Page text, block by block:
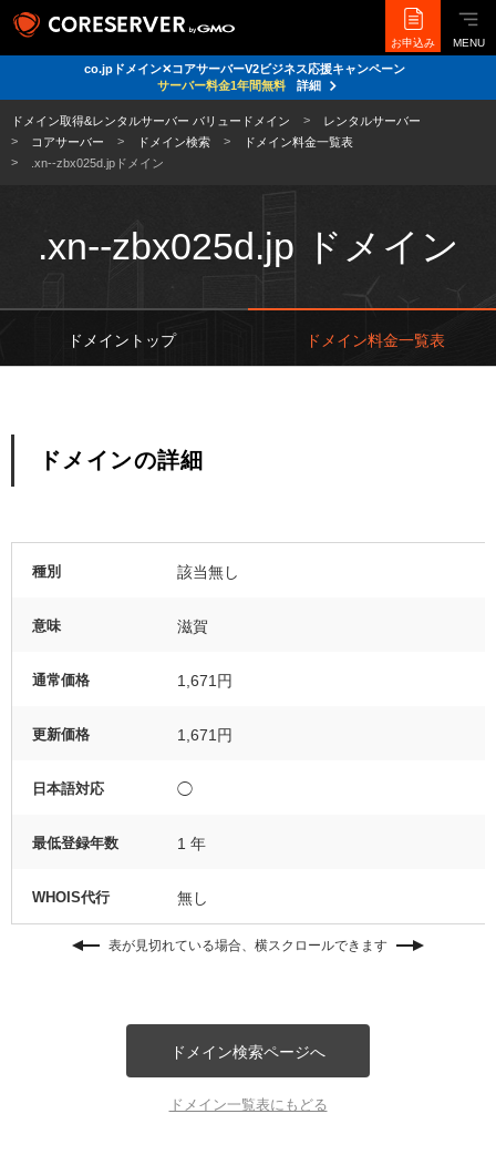
お申込み MENU
co.jpドメイン✕コアサーバーV2ビジネス応援キャンペーン
サーバー料金1年間無料
詳細
ドメイン取得&レンタルサーバー バリュードメイン
レンタルサーバー
コアサーバー
ドメイン検索
ドメイン料金一覧表
.xn--zbx025d.jpドメイン
.xn--zbx025d.jp ドメイン
ドメイントップ ドメイン料金一覧表
ドメインの詳細
種別 該当無し
意味 滋賀
通常価格 1,671円
更新価格 1,671円
日本語対応 ◯
最低登録年数 1 年
WHOIS代行 無し
表が見切れている場合、横スクロールできます
ドメイン検索ページへ
ドメイン一覧表にもどる